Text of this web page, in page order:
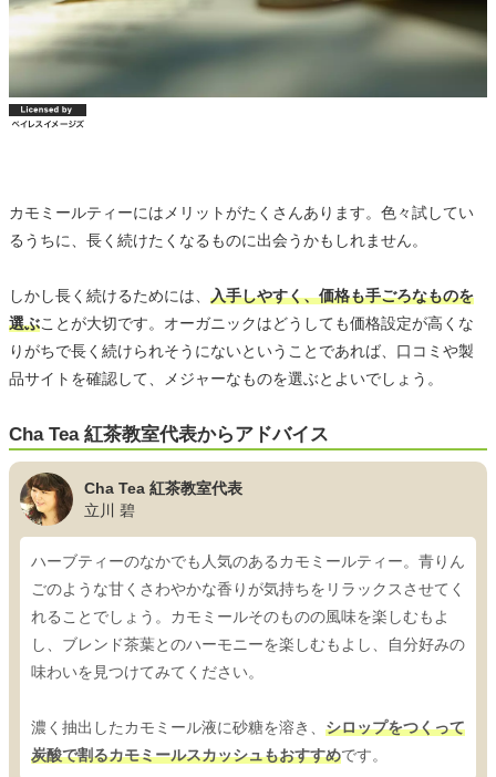
カモミールティーにはメリットがたくさんあります。色々試してい
るうちに、長く続けたくなるものに出会うかもしれません。
しかし長く続けるためには、 入手しやすく、価格も手ごろなものを
選ぶことが大切です。オーガニックはどうしても価格設定が高くな
りがちで長く続けられそうにないということであれば、口コミや製
品サイトを確認して、メジャーなものを選ぶとよいでしょう。
Cha Tea 紅茶教室代表からアドバイス
Cha Tea 紅茶教室代表
立川 碧
ハーブティーのなかでも人気のあるカモミールティー。青りん
ごのような甘くさわやかな香りが気持ちをリラックスさせてく
れることでしょう。カモミールそのものの風味を楽しむもよ
し、ブレンド茶葉とのハーモニーを楽しむもよし、自分好みの
味わいを見つけてみてください。
濃く抽出したカモミール液に砂糖を溶き、 シロップをつくって
炭酸で割るカモミールスカッシュもおすすめです。